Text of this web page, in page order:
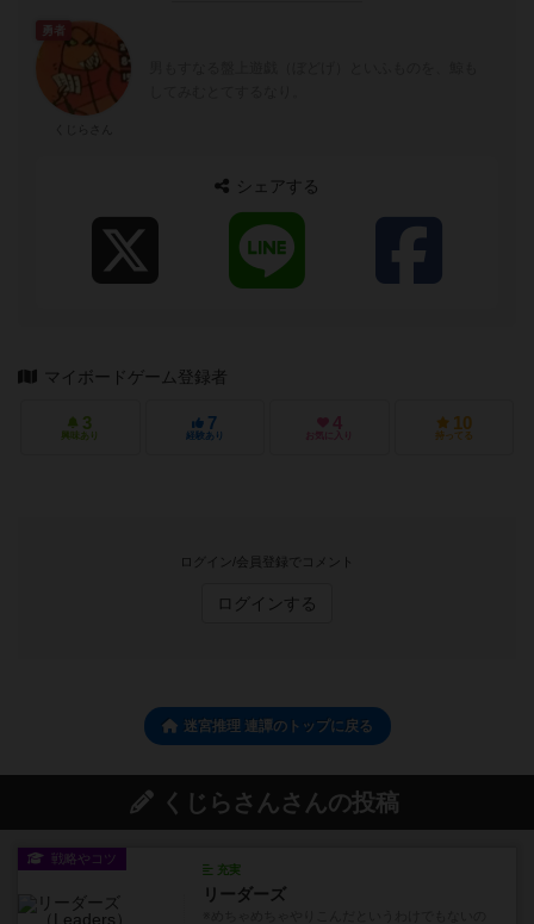
シェアする
マイボードゲーム登録者
3
興味あり
7
経験あり
4
お気に入り
10
持ってる
ログイン/会員登録でコメント
ログインする
迷宮推理 連譚のトップに戻る
くじらさんさんの投稿
戦略やコツ
充実
リーダーズ